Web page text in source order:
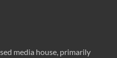
media house, primarily